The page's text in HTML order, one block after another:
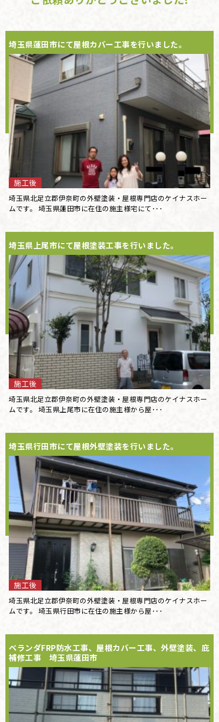
埼玉県蓮田市にて屋根カバー工事を行いました。
施工後
埼玉県北足立郡伊奈町の外壁塗装・屋根専門店のケイナスホー
ムです。 埼玉県蓮田市に在住の施主様宅にて･･･
埼玉県上尾市にて屋根塗装工事を行いました。
施工後
埼玉県北足立郡伊奈町の外壁塗装・屋根専門店のケイナスホー
ムです。 埼玉県上尾市に在住の施主様から屋･･･
埼玉県行田市にて屋根外壁塗装を行いました。
施工後
埼玉県北足立郡伊奈町の外壁塗装・屋根専門店のケイナスホー
ムです。 埼玉県行田市に在住の施主様から屋･･･
ベランダFRP防水工事、屋根カバー工事、外壁塗装、庇
補修工事 埼玉県蓮田市